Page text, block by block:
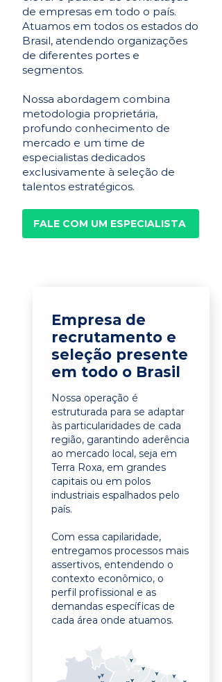
de empresas em todo o país.
Atuamos em todos os estados do
Brasil, atendendo organizações
de diferentes portes e
segmentos.
Nossa abordagem combina
metodologia proprietária,
profundo conhecimento de
mercado e um time de
especialistas dedicados
exclusivamente à seleção de
talentos estratégicos.
FALE COM UM ESPECIALISTA
Empresa de
recrutamento e
seleção presente
em todo o Brasil
Nossa operação é
estruturada para se adaptar
às particularidades de cada
região, garantindo aderência
ao mercado local, seja em
Terra Roxa, em grandes
capitais ou em polos
industriais espalhados pelo
país.
Com essa capilaridade,
entregamos processos mais
assertivos, entendendo o
contexto econômico, o
perfil profissional e as
demandas específicas de
cada área onde atuamos.